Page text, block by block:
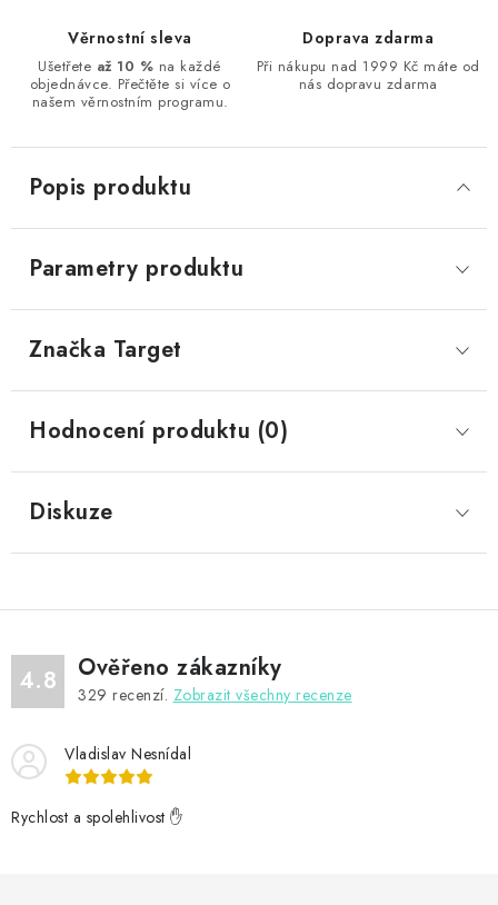
Věrnostní sleva
Ušetřete až 10 % na každé
objednávce. Přečtěte si více o
našem věrnostním programu.
Doprava zdarma
Při nákupu nad 1999 Kč máte od
nás dopravu zdarma
Popis produktu
Parametry produktu
Značka Target
Hodnocení produktu (0)
Diskuze
4.8 Ověřeno zákazníky
329 recenzí. Zobrazit všechny recenze
Vladislav Nesnídal
Rychlost a spolehlivost ✋